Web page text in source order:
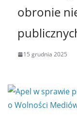
obronie
15 grudnia 2025